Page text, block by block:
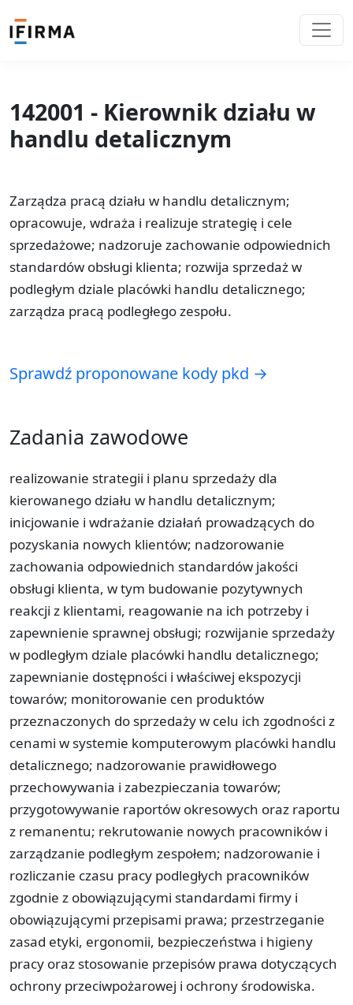
142001 - Kierownik działu w
handlu detalicznym
Zarządza pracą działu w handlu detalicznym;
opracowuje, wdraża i realizuje strategię i cele
sprzedażowe; nadzoruje zachowanie odpowiednich
standardów obsługi klienta; rozwija sprzedaż w
podległym dziale placówki handlu detalicznego;
zarządza pracą podległego zespołu.
Sprawdź proponowane kody pkd →
Zadania zawodowe
realizowanie strategii i planu sprzedaży dla
kierowanego działu w handlu detalicznym;
inicjowanie i wdrażanie działań prowadzących do
pozyskania nowych klientów; nadzorowanie
zachowania odpowiednich standardów jakości
obsługi klienta, w tym budowanie pozytywnych
reakcji z klientami, reagowanie na ich potrzeby i
zapewnienie sprawnej obsługi; rozwijanie sprzedaży
w podległym dziale placówki handlu detalicznego;
zapewnianie dostępności i właściwej ekspozycji
towarów; monitorowanie cen produktów
przeznaczonych do sprzedaży w celu ich zgodności z
cenami w systemie komputerowym placówki handlu
detalicznego; nadzorowanie prawidłowego
przechowywania i zabezpieczania towarów;
przygotowywanie raportów okresowych oraz raportu
z remanentu; rekrutowanie nowych pracowników i
zarządzanie podległym zespołem; nadzorowanie i
rozliczanie czasu pracy podległych pracowników
zgodnie z obowiązującymi standardami firmy i
obowiązującymi przepisami prawa; przestrzeganie
zasad etyki, ergonomii, bezpieczeństwa i higieny
pracy oraz stosowanie przepisów prawa dotyczących
ochrony przeciwpożarowej i ochrony środowiska.